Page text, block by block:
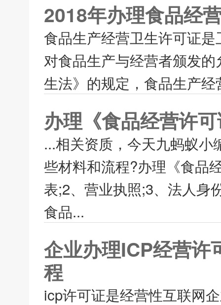
2018年办理食品经
食品生产经营卫生许可证
对食品生产与经营者颁发
生法》的规定，食品生产
办理《食品经营许
...相关资质，今天九蚂蚁
些材料和流程?办理《食品
表;2、营业执照;3、法人身
食品...
企业办理ICP经营许
程
icp许可证是经营性互联网